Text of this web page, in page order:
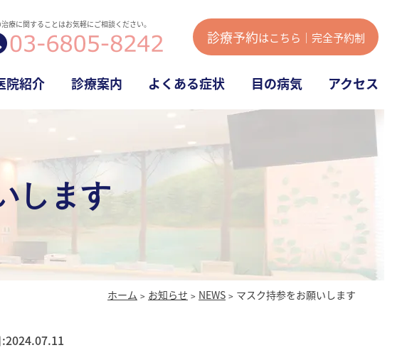
療に関することはお気軽にご相談ください。
診療予約はこちら｜完全予約制
院紹介 診療案内 よくある症状 目の病気 アクセス
します
ホーム お知らせ NEWS マスク持参をお願いします
2024.07.11